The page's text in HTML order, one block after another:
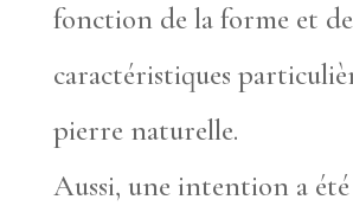
fonction de la forme et
caractéristiques
pierre naturelle.
Aussi, une intention a